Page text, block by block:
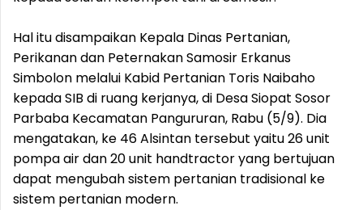
Hal itu disampaikan Kepala Dinas Pertanian,
Perikanan dan Peternakan Samosir Erkanus
Simbolon melalui Kabid Pertanian Toris Naibaho
kepada SIB di ruang kerjanya, di Desa Siopat Sosor
Parbaba Kecamatan Pangururan, Rabu (5/9). Dia
mengatakan, ke 46 Alsintan tersebut yaitu 26 unit
pompa air dan 20 unit handtractor yang bertujuan
dapat mengubah sistem pertanian tradisional ke
sistem pertanian modern.